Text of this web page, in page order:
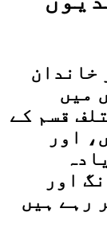
خاندان
میں
قسم کے
اور
اور
رہے ہیں